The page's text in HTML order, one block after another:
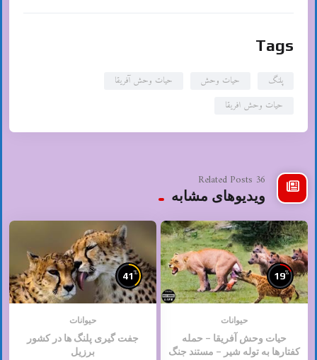
Tags
پلنگ حیات وحش
حیات وحش آفریقا
حیات وحش افریقا
36 Related Posts
ویدیوهای مشابه
19%
حیوانات
حیات وحش آفریقا – حمله
کفتارها به توله شیر – مستند جنگ
41%
حیوانات
جفت گیری پلنگ ها در کشور
برزیل